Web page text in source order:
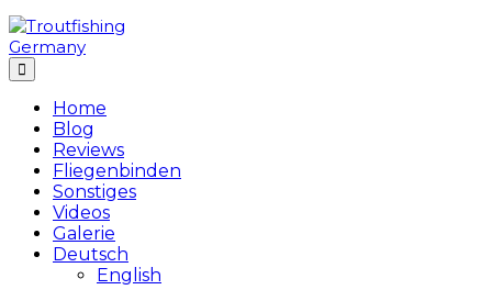
Home
Blog
Reviews
Fliegenbinden
Sonstiges
Videos
Galerie
Deutsch
English